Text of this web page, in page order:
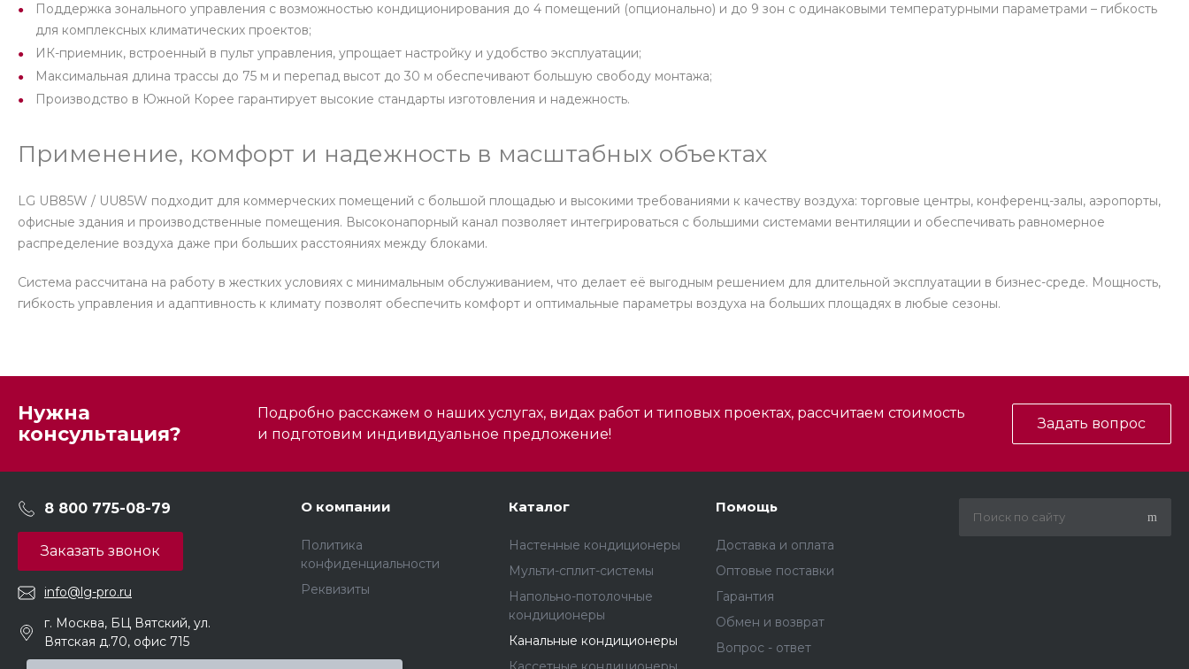
Поддержка зонального управления с возможностью кондиционирования до 4 помещений (опционально) и до 9 зон с одинаковыми температурными параметрами – гибкость
для комплексных климатических проектов;
ИК-приемник, встроенный в пульт управления, упрощает настройку и удобство эксплуатации;
Максимальная длина трассы до 75 м и перепад высот до 30 м обеспечивают большую свободу монтажа;
Производство в Южной Корее гарантирует высокие стандарты изготовления и надежность.
Применение, комфорт и надежность в масштабных объектах
LG UB85W / UU85W подходит для коммерческих помещений с большой площадью и высокими требованиями к качеству воздуха: торговые центры, конференц-залы, аэропорты,
офисные здания и производственные помещения. Высоконапорный канал позволяет интегрироваться с большими системами вентиляции и обеспечивать равномерное
распределение воздуха даже при больших расстояниях между блоками.
Система рассчитана на работу в жестких условиях с минимальным обслуживанием, что делает её выгодным решением для длительной эксплуатации в бизнес-среде. Мощность,
гибкость управления и адаптивность к климату позволят обеспечить комфорт и оптимальные параметры воздуха на больших площадях в любые сезоны.
Нужна
консультация?
Подробно расскажем о наших услугах, видах работ и типовых проектах, рассчитаем стоимость
и подготовим индивидуальное предложение!
Задать вопрос
8 800 775-08-79
Заказать звонок
info@lg-pro.ru
г. Москва, БЦ Вятский, ул.
Вятская д.70, офис 715
О компании
Политика
конфиденциальности
Реквизиты
Каталог
Настенные кондиционеры
Мульти-сплит-системы
Напольно-потолочные
кондиционеры
Канальные кондиционеры
Помощь
Доставка и оплата
Оптовые поставки
Гарантия
Обмен и возврат
Вопрос - ответ